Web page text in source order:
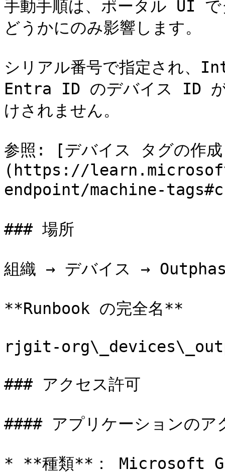
手動手順は、ポータル UI で
どうかにのみ影響します。
シリアル番号で指定され、
Entra ID のデバイス ID が
けされません。
参照: [デバイス タグの作
(https://
endpoint/machine-
### 場所
組織 → デバイス →
**Runbook の完全名**
rjgit-
### アクセス許可
#### アプリケーションのア
* **種類**： Microsoft